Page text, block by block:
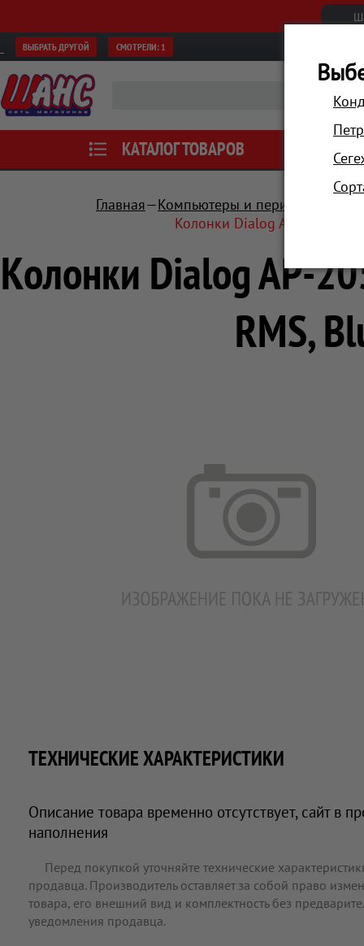
ВЫБРАТЬ ДРУГОЙ СМОТРЕЛИ: 1
КАТАЛОГ ТОВАРОВ АКЦИИ
Главная Компьютеры и периферия
Колонки Dialog AP-205B
Колонки Dialog AP-
RMS,
ТЕХНИЧЕСКИЕ ХАРАКТЕРИСТИКИ
Описание товара временно отсутствует, сайт в
наполнения
Перед покупкой уточняйте технические
продавца. Производитель оставляет за собой право
товара, его внешний вид и комплектность без
уведомления продавца.